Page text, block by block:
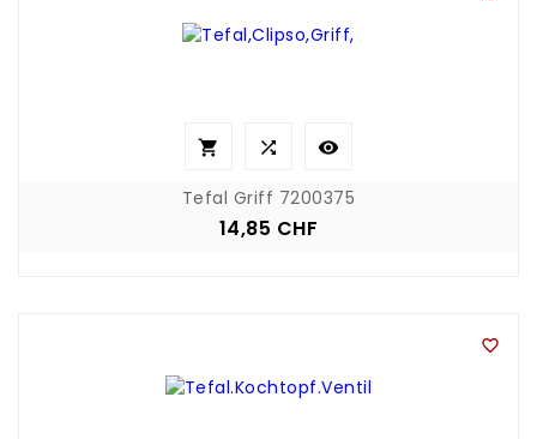
  
Tefal Griff 7200375
Preis
14,85 CHF
